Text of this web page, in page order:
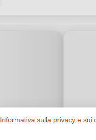
Informativa sulla privacy e sui